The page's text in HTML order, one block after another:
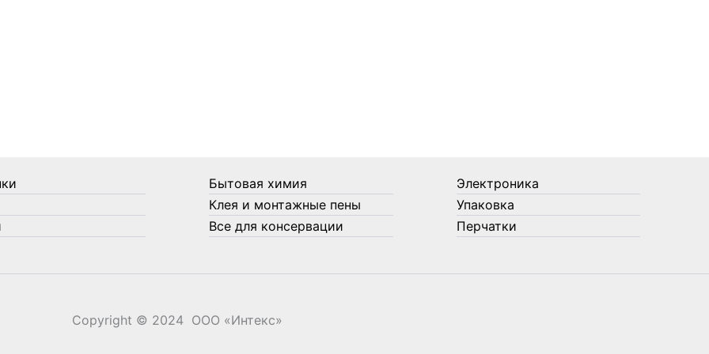
Бытовая химия
Клея и монтажные пены
Все для консервации
Электроника
Упаковка
Перчатки
Copyright © 2024 ООО «‎Интекс»‎